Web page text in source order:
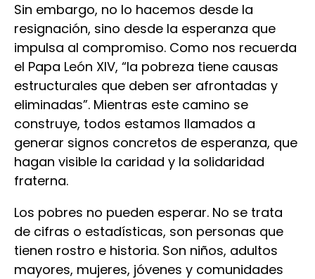
Sin embargo, no lo hacemos desde la
resignación, sino desde la esperanza que
impulsa al compromiso. Como nos recuerda
el Papa León XIV, “la pobreza tiene causas
estructurales que deben ser afrontadas y
eliminadas”. Mientras este camino se
construye, todos estamos llamados a
generar signos concretos de esperanza, que
hagan visible la caridad y la solidaridad
fraterna.
Los pobres no pueden esperar. No se trata
de cifras o estadísticas, son personas que
tienen rostro e historia. Son niños, adultos
mayores, mujeres, jóvenes y comunidades